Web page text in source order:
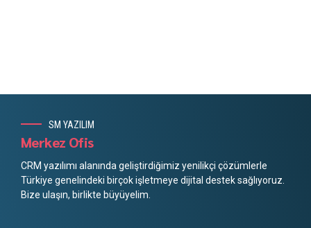
SM YAZILIM
Merkez Ofis
CRM yazılımı alanında geliştirdiğimiz yenilikçi çözümlerle
Türkiye genelindeki birçok işletmeye dijital destek sağlıyoruz.
Bize ulaşın, birlikte büyüyelim.